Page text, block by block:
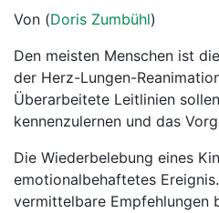
Ratgeber
Rubriken
Von (Doris Zumbühl)
Den meisten Menschen ist
der Herz-Lungen-
Überarbeitete Leitlinien
kennenzulernen und das
Die Wiederbelebung eines
emotionalbehaftetes
vermittelbare Empfehlungen